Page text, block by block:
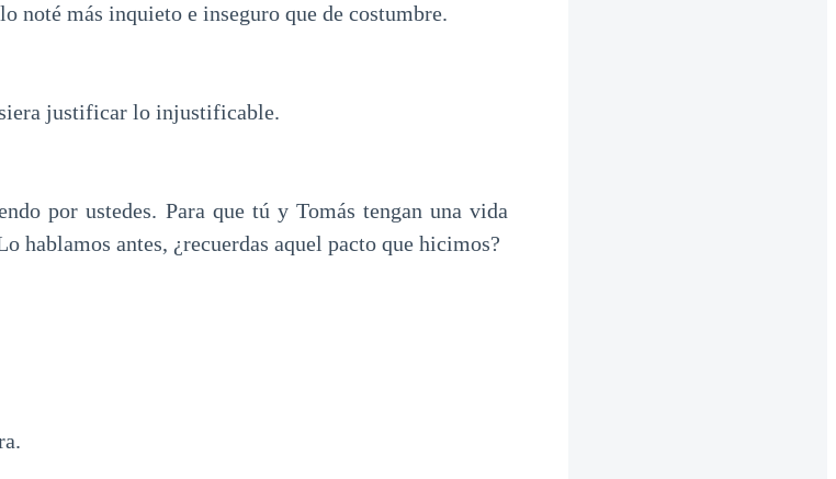
noté más inquieto e inseguro que de costumbre.
justificar lo injustificable.
por ustedes. Para que tú y Tomás tengan una vida
hablamos antes, ¿recuerdas aquel pacto que hicimos?